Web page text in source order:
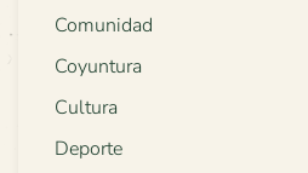
Comunidad
Coyuntura
Cultura
Deporte